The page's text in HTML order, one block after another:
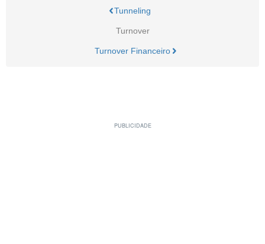
Tunneling
Turnover
Turnover Financeiro